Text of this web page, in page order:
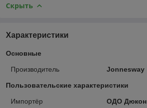
Скрыть
Характеристики
Основные
Производитель Jonnesway
Пользовательские характеристики
Импортёр ОДО Дюкон